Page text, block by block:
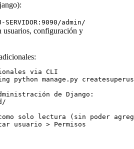
admin/
usuarios, configuración y
via CLI
python manage.py
de Django:
solo lectura (sin poder